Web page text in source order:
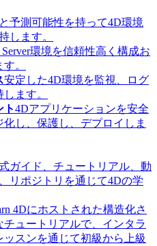
予測可能性を持って4D環境
します。
Server環境を信頼性高く構成お
。
安定した4D環境を監視、ログ
ます。
ト4Dアプリケーションを安全
化し、保護し、デプロイしま
ガイド、チュートリアル、動
リポジトリを通じて4Dの学
4Dにホストされた構造化さ
チュートリアルで、インタラ
ッスンを通じて初級から上級